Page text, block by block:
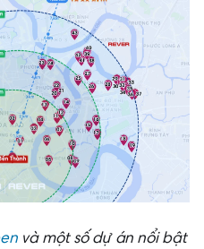
và một số dự án nổi bật